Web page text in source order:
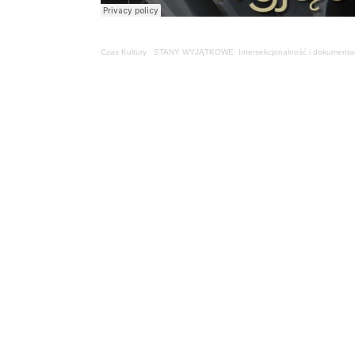
Czas Kultury· STANY WYJĄTKOWE: Intersekcjonalność i